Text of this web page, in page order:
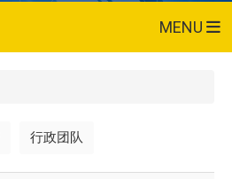
MENU
行政团队